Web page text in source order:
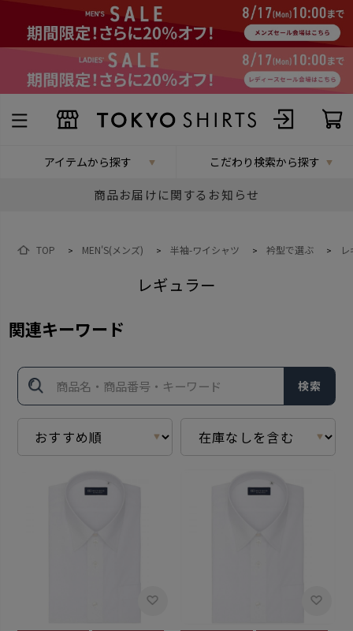
アイテムから探す こだわり検索から探す
商品お届けに関するお知らせ
TOP > MEN'S(メンズ) > 半袖-ワイシャツ > 衿型で選ぶ >
レギュラー
関連キーワード
検索